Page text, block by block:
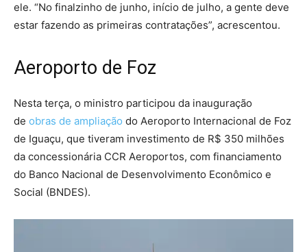
ele. “No finalzinho de junho, início de julho, a gente deve
estar fazendo as primeiras contratações”, acrescentou.
Aeroporto de Foz
Nesta terça, o ministro participou da inauguração
de obras de ampliação do Aeroporto Internacional de Foz
de Iguaçu, que tiveram investimento de R$ 350 milhões
da concessionária CCR Aeroportos, com financiamento
do Banco Nacional de Desenvolvimento Econômico e
Social (BNDES).